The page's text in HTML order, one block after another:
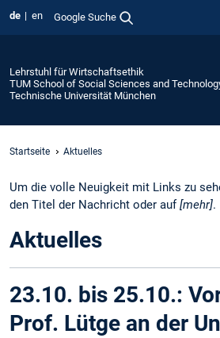
de en Google Suche
Lehrstuhl für Wirtschaftsethik
TUM School of Social Sciences and
Technische Universität München
Startseite Aktuelles
Um die volle Neuigkeit mit Links zu
den Titel der Nachricht oder auf [mehr].
Aktuelles
23.10. bis 25.10.:
Prof. Lütge an der